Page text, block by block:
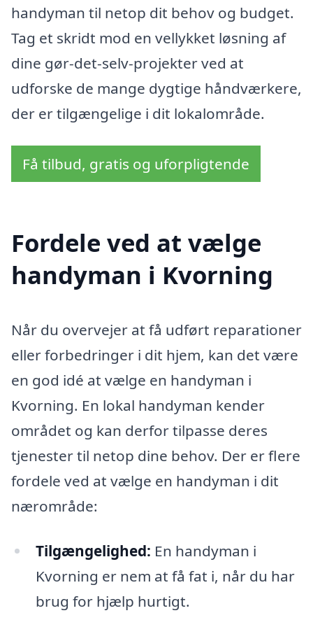
handyman til netop dit behov og budget.
Tag et skridt mod en vellykket løsning af
dine gør-det-selv-projekter ved at
udforske de mange dygtige håndværkere,
der er tilgængelige i dit lokalområde.
Få tilbud, gratis og uforpligtende
Fordele ved at vælge
handyman i Kvorning
Når du overvejer at få udført reparationer
eller forbedringer i dit hjem, kan det være
en god idé at vælge en handyman i
Kvorning. En lokal handyman kender
området og kan derfor tilpasse deres
tjenester til netop dine behov. Der er flere
fordele ved at vælge en handyman i dit
nærområde:
Tilgængelighed: En handyman i
Kvorning er nem at få fat i, når du har
brug for hjælp hurtigt.